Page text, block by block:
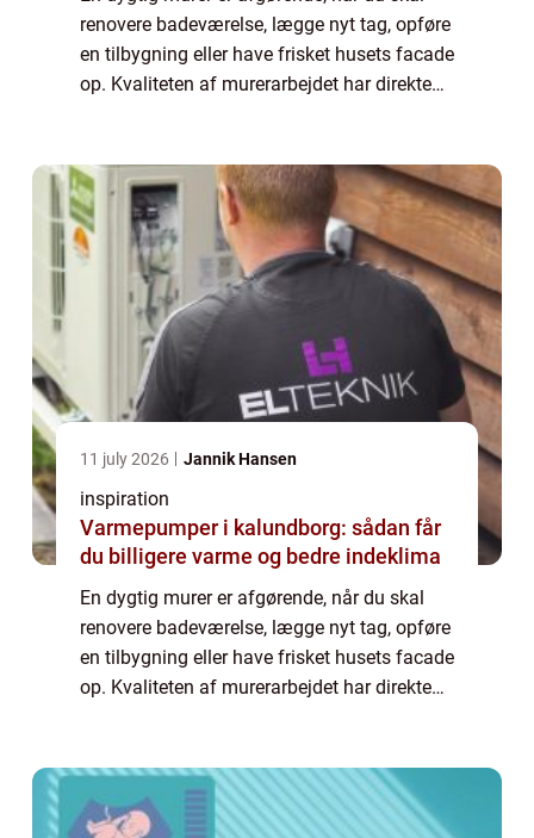
renovere badeværelse, lægge nyt tag, opføre
en tilbygning eller have frisket husets facade
op. Kvaliteten af murerarbejdet har direkte
11 july 2026 Jannik Hansen
inspiration
Varmepumper i kalundborg: sådan får
du billigere varme og bedre indeklima
En dygtig murer er afgørende, når du skal
renovere badeværelse, lægge nyt tag, opføre
en tilbygning eller have frisket husets facade
op. Kvaliteten af murerarbejdet har direkte